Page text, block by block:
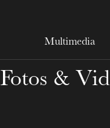
Multimedia
Fotos &